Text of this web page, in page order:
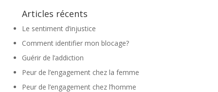
Articles récents
Le sentiment d’injustice
Comment identifier mon blocage?
Guérir de l’addiction
Peur de l’engagement chez la femme
Peur de l’engagement chez l’homme